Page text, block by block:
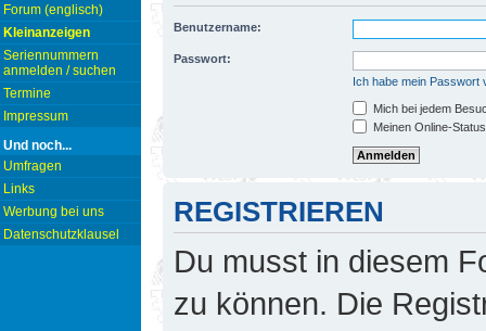
Forum (englisch)
Kleinanzeigen
Seriennummern
anmelden / suchen
Termine
Impressum
Und noch...
Umfragen
Links
Werbung bei uns
Datenschutzklausel
Benutzername:
Passwort:
Ich habe mein Passwort
Mich bei jedem
Meinen Online-
REGISTRIEREN
Du musst in diesem
zu können. Die